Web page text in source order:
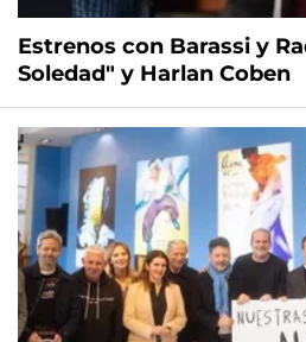
Estrenos con Barassi y
Soledad" y Harlan Coben